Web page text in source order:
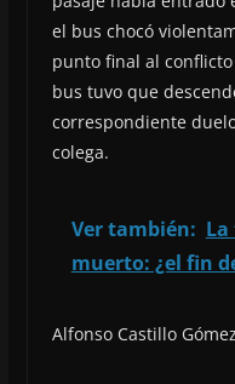
el bus chocó
punto final al
bus tuvo que
correspondiente
colega.
Ver también:
muerto: ¿el fin
Alfonso Castillo Gómez